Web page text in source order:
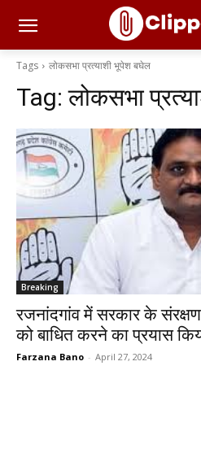
Tags लोकसभा प्रत्याशी भूपेश बघेल
Tag:लोकसभा
Breaking
रजनांदगांव में सरकार के
को बाधित करने का प्रयास
Farzana Bano - April 27, 2024